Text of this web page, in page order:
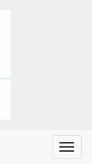
Menu